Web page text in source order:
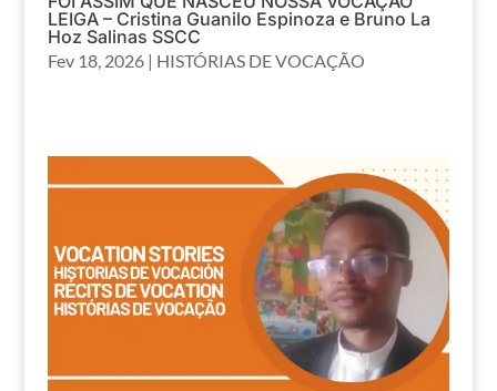
LEIGA – Cristina Guanilo Espinoza e Bruno La
Hoz Salinas SSCC
Fev 18, 2026| HISTÓRIAS DE VOCAÇÃO